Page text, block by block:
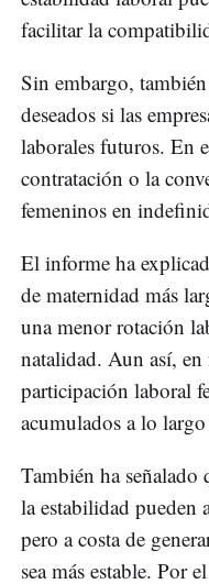
facilitar la
Sin embargo,
deseados si las
laborales futuros. En
contratación o la
femeninos en
El informe ha
de maternidad más
una menor rotación
natalidad. Aun así, en
participación laboral
acumulados a lo
También ha señalado
la estabilidad pueden
pero a costa de
sea más estable. Por